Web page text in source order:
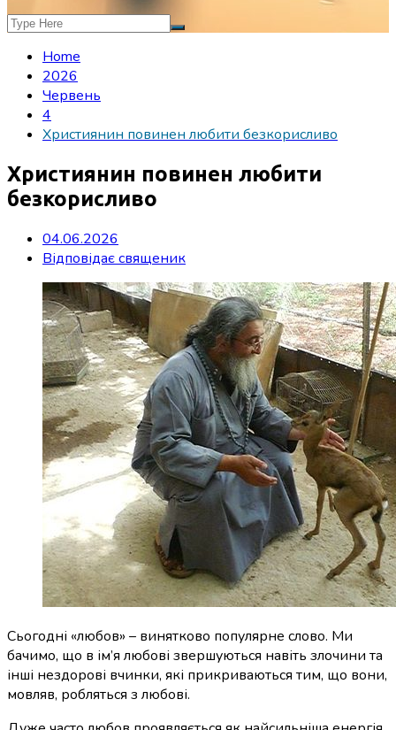
Home
2026
Червень
4
Християнин повинен любити безкорисливо
Християнин повинен любити
безкорисливо
04.06.2026
Відповідає священик
Сьогодні «любов» – винятково популярне слово. Ми
бачимо, що в ім’я любові звершуються навіть злочини та
інші нездорові вчинки, які прикриваються тим, що вони,
мовляв, робляться з любові.